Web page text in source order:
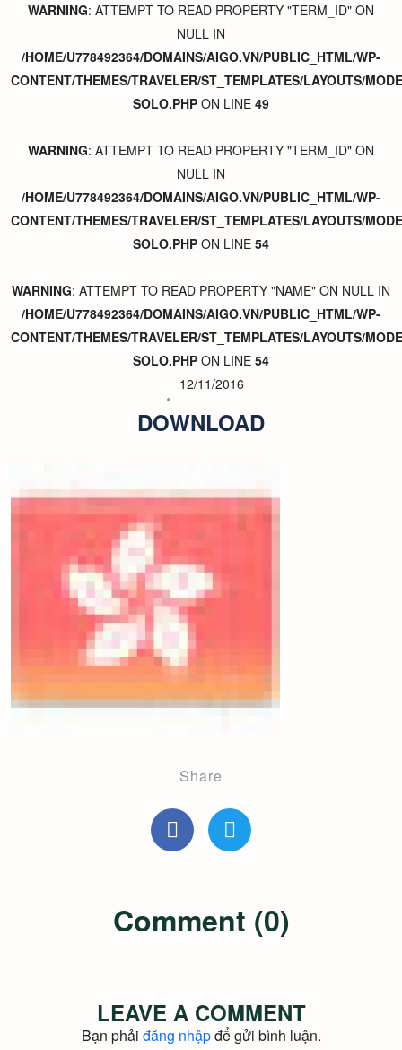
WARNING: ATTEMPT TO READ PROPERTY "TERM_ID" ON
NULL IN
/HOME/U778492364/DOMAINS/AIGO.VN/PUBLIC_HTML/WP-
CONTENT/THEMES/TRAVELER/ST_TEMPLATES/LAYOUTS/
SOLO.PHP ON LINE 49
WARNING: ATTEMPT TO READ PROPERTY "TERM_ID" ON
NULL IN
/HOME/U778492364/DOMAINS/AIGO.VN/PUBLIC_HTML/WP-
CONTENT/THEMES/TRAVELER/ST_TEMPLATES/LAYOUTS/
SOLO.PHP ON LINE 54
WARNING: ATTEMPT TO READ PROPERTY "NAME" ON NULL IN
/HOME/U778492364/DOMAINS/AIGO.VN/PUBLIC_HTML/WP-
CONTENT/THEMES/TRAVELER/ST_TEMPLATES/LAYOUTS/
SOLO.PHP ON LINE 54
12/11/2016
DOWNLOAD
Share
Comment (0)
LEAVE A COMMENT
Bạn phải đăng nhậpđể gửi bình luận.